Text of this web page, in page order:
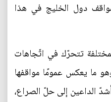
دول الخليج في هذا
تتحرّك في اتّجاهات
ما يعكس عمومًا مواقفها
الداعين إلى حلّ الصراع،